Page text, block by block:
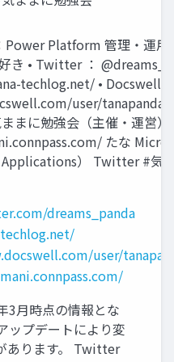
Power Platform 管理・運用
き • Twitter ：
techlog.net/ • Docswell
user/
まに勉強会（主催・運営）
たな
Applications） Twitter #気
dreams_panda
user/
3月時点の情報とな
ップデートにより変
あります。 Twitter